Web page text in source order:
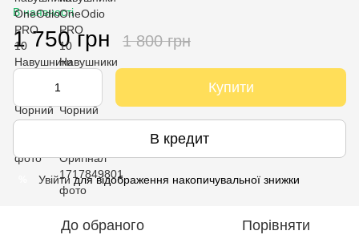
В наявності
1 750 грн 1 800 грн
Купити
В кредит
Увійти для відображення накопичувальної знижки
До обраного Порівняти